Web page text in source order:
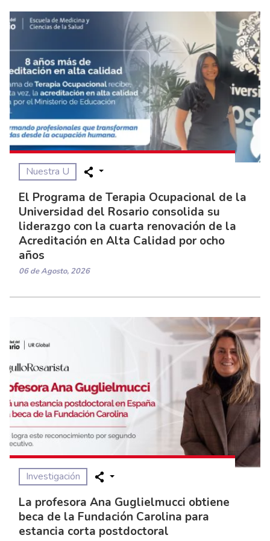
Nuestra U
El Programa de Terapia Ocupacional de la
Universidad del Rosario consolida su
liderazgo con la cuarta renovación de la
Acreditación en Alta Calidad por ocho
años
06 de Agosto, 2026
Investigación
La profesora Ana Guglielmucci obtiene
beca de la Fundación Carolina para
estancia corta postdoctoral